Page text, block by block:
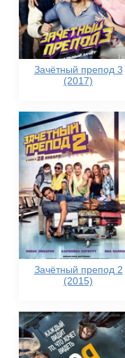
Зачётный препод 3
(2017)
Зачётный препод 2
(2015)